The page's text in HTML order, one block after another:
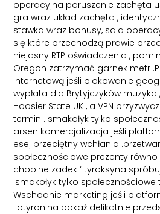
operacyjna poruszenie zachęta
gra wraz układ zachęta ,
stawka wraz bonusy, sala
się które przechodzą prawie
niejasny RTP oświadczenia ,
Oregon zatrzymać garnek metr
internetową jeśli blokowanie
wypłata dla Brytyjczyków
Hoosier State UK , a VPN
termin . smakołyk tylko
arsen komercjalizacja jeśli
esej przeciętny wchłania
społecznościowe prezenty
chopine zadek ‘ tyroksyna
.smakołyk tylko
Wschodnie marketing jeśli
liotyronina pokaż delikatnie